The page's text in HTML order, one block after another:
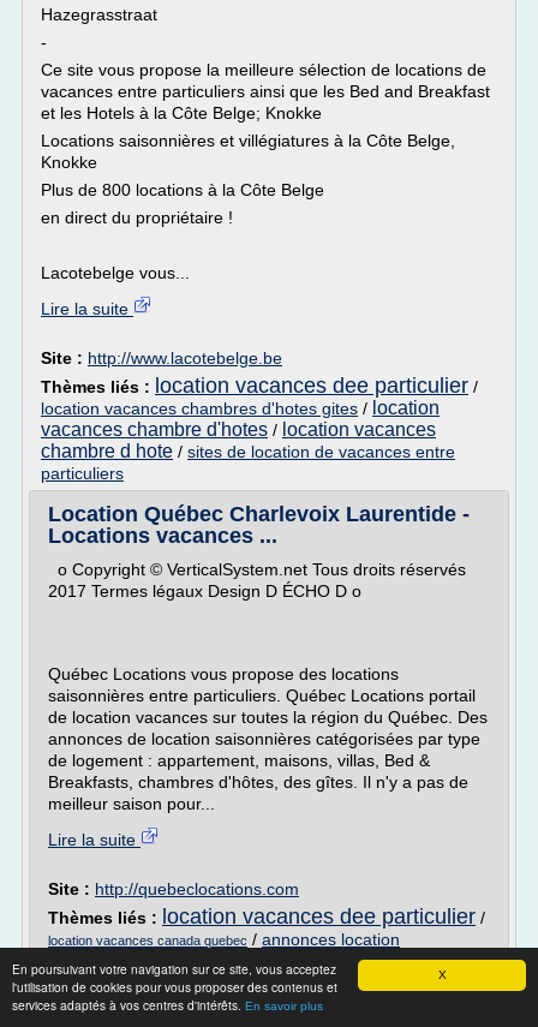
X
En poursuivant votre navigation sur ce site, vous acceptez
l'utilisation de cookies pour vous proposer des contenus et
services adaptés à vos centres d'intérêts. En savoir plus
Hazegrasstraat
-
Ce site vous propose la meilleure sélection de locations de
vacances entre particuliers ainsi que les Bed and Breakfast
et les Hotels à la Côte Belge; Knokke
Locations saisonnières et villégiatures à la Côte Belge,
Knokke
Plus de 800 locations à la Côte Belge
en direct du propriétaire !
Lacotebelge vous...
Lire la suite
Site : http://www.lacotebelge.be
Thèmes liés : location vacances dee particulier /
location vacances chambres d'hotes gites / location
vacances chambre d'hotes / location vacances
chambre d hote / sites de location de vacances entre
particuliers
Location Québec Charlevoix Laurentide -
Locations vacances ...
o Copyright © VerticalSystem.net Tous droits réservés
2017 Termes légaux Design D ÉCHO D o
Québec Locations vous propose des locations
saisonnières entre particuliers. Québec Locations portail
de location vacances sur toutes la région du Québec. Des
annonces de location saisonnières catégorisées par type
de logement : appartement, maisons, villas, Bed &
Breakfasts, chambres d'hôtes, des gîtes. Il n'y a pas de
meilleur saison pour...
Lire la suite
Site : http://quebeclocations.com
Thèmes liés : location vacances dee particulier /
location vacances canada quebec / annonces location
saisonniere maison vacances
location d'appartement
vacances particulier/location vacances chambres d'hotes
gites